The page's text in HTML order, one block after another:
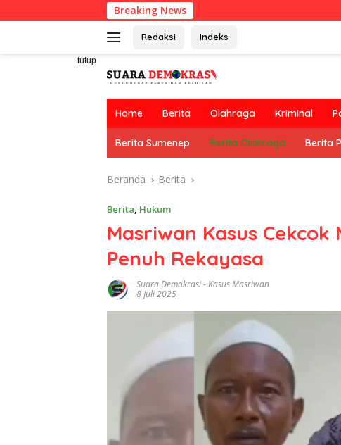
ke
Breaking News
Redaksi Indeks
tutup
Home Berita Olahraga Kriminal
Berita Sumenep Berita Olahraga Berita
Beranda Berita
Berita, Hukum
Masriwan Kasus
Penuh Rekayasa
Suara Demokrasi-Kasus Masriwan
8 Juli 2025